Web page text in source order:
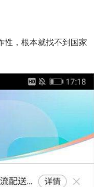
性，根本就找不到国家